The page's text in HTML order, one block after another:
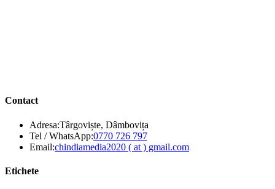
Contact
Adresa:Târgoviște, Dâmbovița
Tel / WhatsApp:0770 726 797Opens
in
Email:chindiamedia2020 ( at ) gmail.comOpens
Etichete